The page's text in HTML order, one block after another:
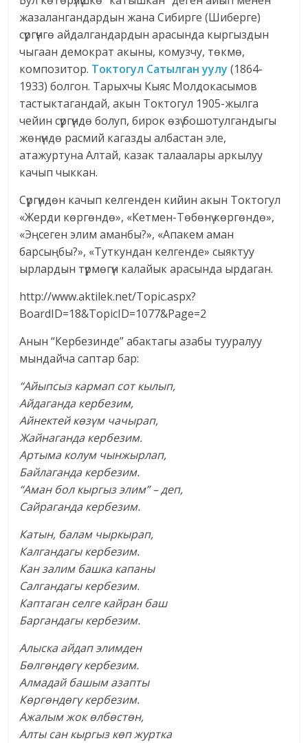
жазалангандардын жана Сибирге (Шиберге)
сүргүнгө айдалгандардын арасында кыргыздын
чыгаан демократ акыны, комузчу, төкмө,
композитор. Токтогул Сатылган уулу (1864-
1933) болгон. Тарыхчы Кыяс Молдокасымов
тастыктагандай, акын Токтогул 1905-жылга
чейин сүргүндө болуп, бирок өзү бошотулгандыгы
жөнүндө расмий кагазды албастан эле,
атажуртуна Алтай, казак талаалары аркылуу
качып чыккан.
Сүргүндөн качып келгенден кийин акын Токтогул
«Жерди көргөндө», «Кетмен-Төбөнү көргөндө»,
«Эңсеген элим аманбы?», «Апакем аман
барсыңбы?», «Туткундан келгенде» сыяктуу
ырлардын түрмөгүн калайык арасында ырдаган.
http://www.aktilek.net/Topic.aspx?
BoardID=18&TopicID=1077&Page=2
Анын “Кербезинде” абактагы азабы тууралуу
мындайча саптар бар:
“Айыпсыз кармап сот кылып,
Айдаганда кербезим,
Айнектей көзүм чачырап,
Жайнаганда кербезим.
Артыма колум чынжырлап,
Байлаганда кербезим.
“Аман бол кыргыз элим” – деп,
Сайраганда кербезим.
Катын, балам чыркырап,
Калгандагы кербезим.
Кан залим башка капаны
Салгандагы кербезим.
Каптаган селге кайран баш
Баргандагы кербезим.
Алыска айдап элимден
Бөлгөндөгү кербезим.
Алмадай башым азапты
Көргөндөгү кербезим.
Ажалым жок өлбөстөн,
Алты сан кыргыз көп журтка